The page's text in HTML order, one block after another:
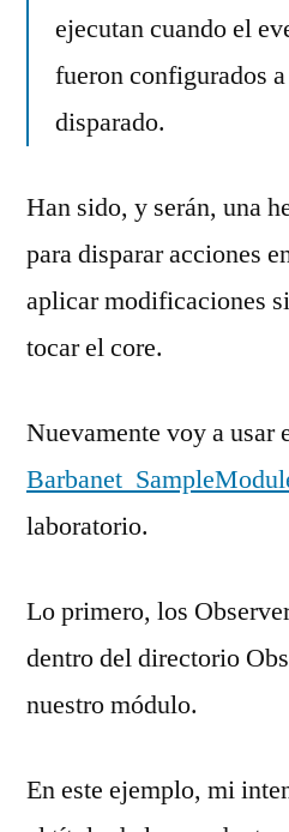
ejecutan cuando el
fueron configurados
disparado.
Han sido, y serán, una
para disparar acciones
aplicar modificaciones
tocar el core.
Nuevamente voy a usar
laboratorio.
Lo primero, los
dentro del directorio
nuestro módulo.
En este ejemplo, mi